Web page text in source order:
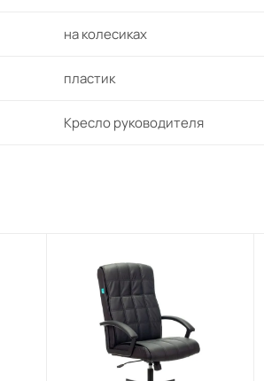
на колесиках
пластик
Кресло руководителя